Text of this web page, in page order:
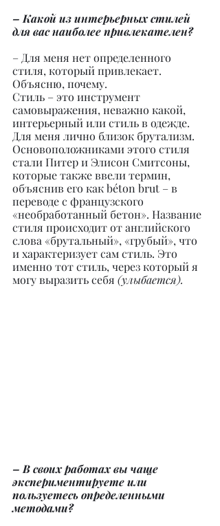
– Какой из интерьерных стилей
для вас наиболее привлекателен?
– Для меня нет определенного
стиля, который привлекает.
Объясню, почему.
Стиль – это инструмент
самовыражения, неважно какой,
интерьерный или стиль в одежде.
Для меня лично близок брутализм.
Основоположниками этого стиля
стали Питер и Элисон Смитсоны,
которые также ввели термин,
объяснив его как béton brut – в
переводе с французского
«необработанный бетон». Название
стиля происходит от английского
слова «брутальный», «грубый», что
и характеризует сам стиль. Это
именно тот стиль, через который я
могу выразить себя (улыбается).
– В своих работах вы чаще
экспериментируете или
пользуетесь определенными
методами?